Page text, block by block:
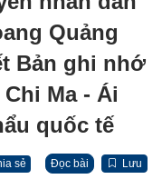
Quảng
Bản ghi nhớ
Ma - Ái
quốc tế
sẻ Đọc bài Lưu